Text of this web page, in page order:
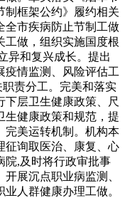
制框架公约》履约相关
全市疾病防止节制工做
工做，组织实施国度根
异和复兴成长。提出
疫情监测、风险评估工
责分工。完美和落实
层卫生健康政策、尺
生健康政策和规范，提
完美运转机制。机构本
征询取医治、康复、心
院,及时将行政审批事
展沉点职业病监测、
人群健康办理工做。